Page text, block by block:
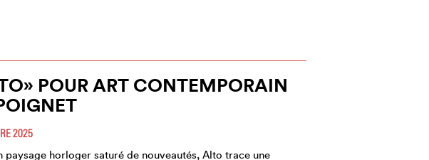
POUR ART CONTEMPORAIN
2025
paysage horloger saturé de nouveautés, Alto trace une